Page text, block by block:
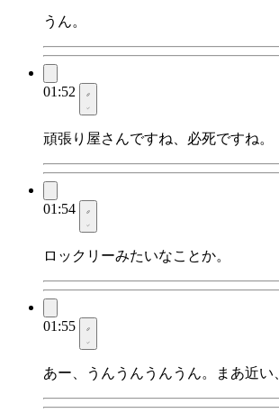
うん。
01:52
頑張り屋さんですね、必死ですね。
01:54
ロックリーみたいなことか。
01:55
あー、うんうんうんうん。まあ近い